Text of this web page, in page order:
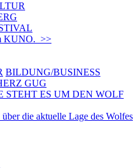
KUNO. >>
BILDUNG/BUSINESS
GUG
STEHT ES UM DEN WOLF
die aktuelle Lage des Wolfes